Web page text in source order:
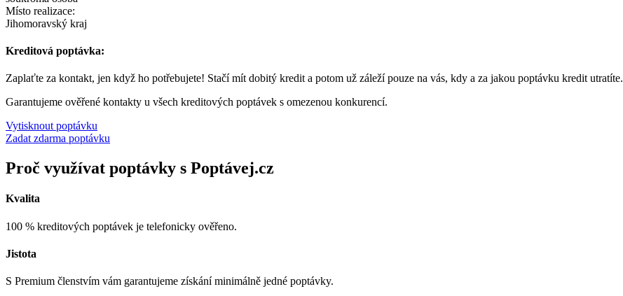
Místo realizace:
Jihomoravský kraj
Kreditová poptávka:
Zaplaťte za kontakt, jen když ho potřebujete! Stačí mít dobitý kredit a potom už záleží pouze na vás, kdy a za jakou poptávku kredit utratíte.
Garantujeme ověřené kontakty u všech kreditových poptávek s omezenou konkurencí.
Vytisknout poptávku
Zadat zdarma poptávku
Proč využívat poptávky s Poptávej.cz
Kvalita
100 % kreditových poptávek je telefonicky ověřeno.
Jistota
S Premium členstvím vám garantujeme získání minimálně jedné poptávky.